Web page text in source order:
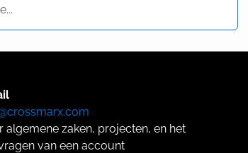
algemene zaken, projecten, en het
van een account